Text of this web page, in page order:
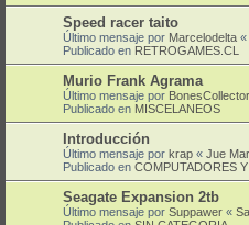
Speed racer taito
Último mensaje por Marcelodelta «
Publicado en RETROGAMES.CL
Murio Frank Agrama
Último mensaje por BonesCollector
Publicado en MISCELANEOS
Introducción
Último mensaje por krap « Jue
Publicado en COMPUTADORES
Seagate Expansion 2tb
Último mensaje por Suppawer «